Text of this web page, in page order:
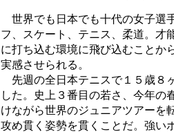
世界でも日本でも十代の女子選
フ、スケート、テニス、柔道。才
に打ち込む環境に飛び込むことか
実感させられる。
先週の全日本テニスで１５歳８
した。史上３番目の若さ、今年の
けながら世界のジュニアツアーを
攻め貫く姿勢を貫くことだ。強い